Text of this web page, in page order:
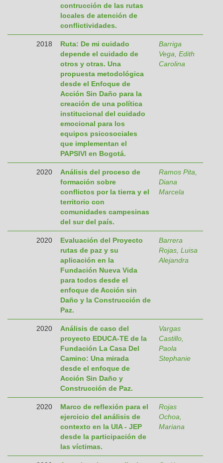
contrucción de las rutas
locales de atención de
conflictividades.
2018
Ruta: De mi cuidado
depende el cuidado de
otros y otras. Una
propuesta metodológica
desde el Enfoque de
Acción Sin Daño para la
creación de una política
institucional del cuidado
emocional para los
equipos psicosociales
que implementan el
PAPSIVI en Bogotá.
Barriga
Vega, Edith
Carolina
2020
Análisis del proceso de
formación sobre
conflictos por la tierra y el
territorio con
comunidades campesinas
del sur del país.
Ramos Pita,
Diana
Marcela
2020
Evaluación del Proyecto
rutas de paz y su
aplicación en la
Fundación Nueva Vida
para todos desde el
enfoque de Acción sin
Daño y la Construcción de
Paz.
Barrera
Rojas, Luisa
Alejandra
2020
Análisis de caso del
proyecto EDUCA-TE de la
Fundación La Casa Del
Camino: Una mirada
desde el enfoque de
Acción Sin Daño y
Construcción de Paz.
Vargas
Castillo,
Paola
Stephanie
2020
Marco de reflexión para el
ejercicio del análisis de
contexto en la UIA - JEP
desde la participación de
las víctimas.
Rojas
Ochoa,
Mariana